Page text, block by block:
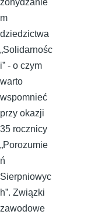
m
dziedzictwa
„Solidarnośc
i” - o czym
warto
wspomnieć
przy okazji
35 rocznicy
„Porozumie
ń
Sierpniowyc
h”. Związki
zawodowe